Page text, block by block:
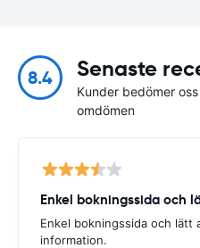
8.4 Senaste
Kunder bedömer
omdömen
Enkel bokningssida och
Enkel bokningssida och lätt
information.